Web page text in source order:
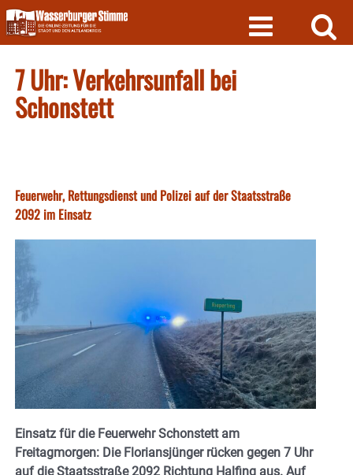
Skip
to
content
7 Uhr: Verkehrsunfall bei
Schonstett
Feuerwehr, Rettungsdienst und Polizei auf der Staatsstraße
2092 im Einsatz
Einsatz für die Feuerwehr Schonstett am
Freitagmorgen: Die Floriansjünger rücken gegen 7 Uhr
auf die Staatsstraße 2092 Richtung Halfing aus. Auf